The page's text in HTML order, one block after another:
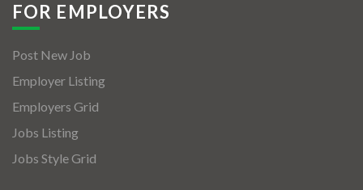
FOR EMPLOYERS
Post New Job
Employer Listing
Employers Grid
Jobs Listing
Jobs Style Grid